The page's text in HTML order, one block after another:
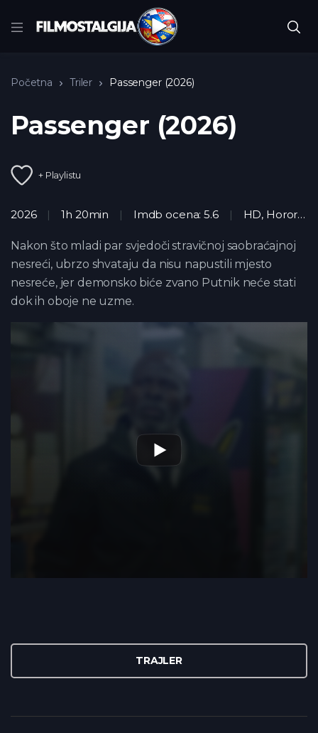
Početna Triler Passenger (2026)
TRAJLER
Passenger (2026)
+ Playlistu
2026 1h 20min Imdb ocena: 5.6 HD, Horor,
Nakon što mladi par svjedoči stravičnoj saobraćajnoj
nesreći, ubrzo shvataju da nisu napustili mjesto
nesreće, jer demonsko biće zvano Putnik neće stati
dok ih oboje ne uzme.